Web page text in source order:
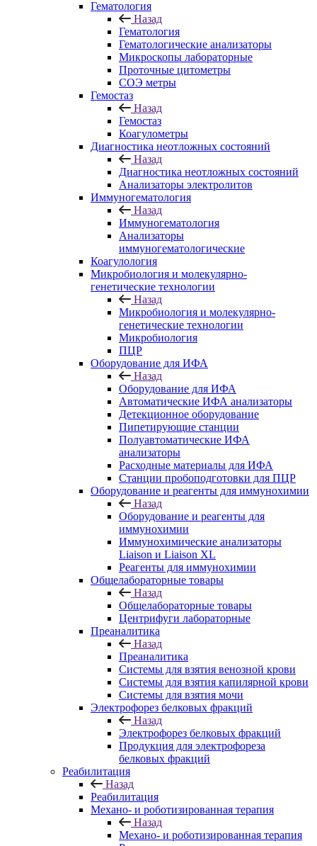
Гематология
Назад
Гематология
Гематологические анализаторы
Микроскопы лабораторные
Проточные цитометры
СОЭ метры
Гемостаз
Назад
Гемостаз
Коагулометры
Диагностика неотложных состояний
Назад
Диагностика неотложных состояний
Анализаторы электролитов
Иммуногематология
Назад
Иммуногематология
Анализаторы
иммуногематологические
Коагулология
Микробиология и молекулярно-
генетические технологии
Назад
Микробиология и молекулярно-
генетические технологии
Микробиология
ПЦР
Оборудование для ИФА
Назад
Оборудование для ИФА
Автоматические ИФА анализаторы
Детекционное оборудование
Пипетирующие станции
Полуавтоматические ИФА
анализаторы
Расходные материалы для ИФА
Станции пробоподготовки для ПЦР
Оборудование и реагенты для иммунохимии
Назад
Оборудование и реагенты для
иммунохимии
Иммунохимические анализаторы
Liaison и Liaison XL
Реагенты для иммунохимии
Общелабораторные товары
Назад
Общелабораторные товары
Центрифуги лабораторные
Преаналитика
Назад
Преаналитика
Системы для взятия венозной крови
Системы для взятия капилярной крови
Системы для взятия мочи
Электрофорез белковых фракций
Назад
Электрофорез белковых фракций
Продукция для электрофореза
белковых фракций
Реабилитация
Назад
Реабилитация
Механо- и роботизированная терапия
Назад
Механо- и роботизированная терапия